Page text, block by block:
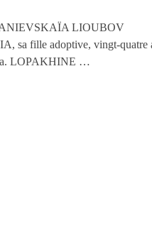
LIOUBOV
sa fille adoptive, vingt-quatre
LOPAKHINE …